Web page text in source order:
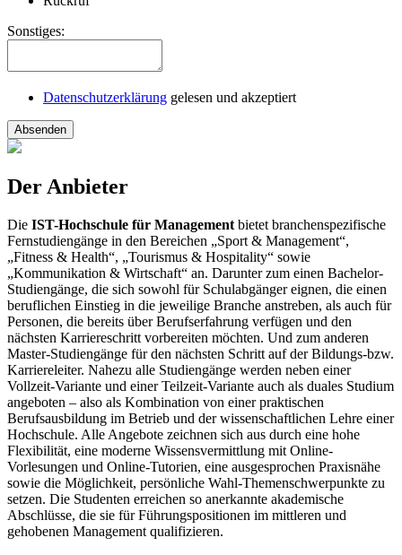
Sonstiges:
Datenschutzerklärung gelesen und akzeptiert
Absenden
Der Anbieter
Die IST-Hochschule für Management bietet branchenspezifische
Fernstudiengänge in den Bereichen „Sport & Management“,
„Fitness & Health“, „Tourismus & Hospitality“ sowie
„Kommunikation & Wirtschaft“ an. Darunter zum einen Bachelor-
Studiengänge, die sich sowohl für Schulabgänger eignen, die einen
beruflichen Einstieg in die jeweilige Branche anstreben, als auch für
Personen, die bereits über Berufserfahrung verfügen und den
nächsten Karriereschritt vorbereiten möchten. Und zum anderen
Master-Studiengänge für den nächsten Schritt auf der Bildungs-bzw.
Karriereleiter. Nahezu alle Studiengänge werden neben einer
Vollzeit-Variante und einer Teilzeit-Variante auch als duales Studium
angeboten – also als Kombination von einer praktischen
Berufsausbildung im Betrieb und der wissenschaftlichen Lehre einer
Hochschule. Alle Angebote zeichnen sich aus durch eine hohe
Flexibilität, eine moderne Wissensvermittlung mit Online-
Vorlesungen und Online-Tutorien, eine ausgesprochen Praxisnähe
sowie die Möglichkeit, persönliche Wahl-Themenschwerpunkte zu
setzen. Die Studenten erreichen so anerkannte akademische
Abschlüsse, die sie für Führungspositionen im mittleren und
gehobenen Management qualifizieren.